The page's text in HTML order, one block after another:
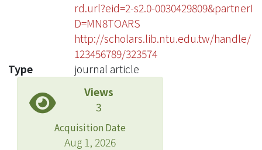
rd.url?eid=2-s2.0-0030429809&partnerI
D=MN8TOARS
http://scholars.lib.ntu.edu.tw/handle/
123456789/323574
Type
journal article
Views
3
Acquisition Date
Aug 1, 2026